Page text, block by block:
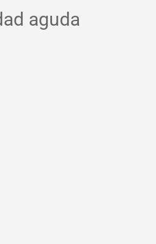
aguda